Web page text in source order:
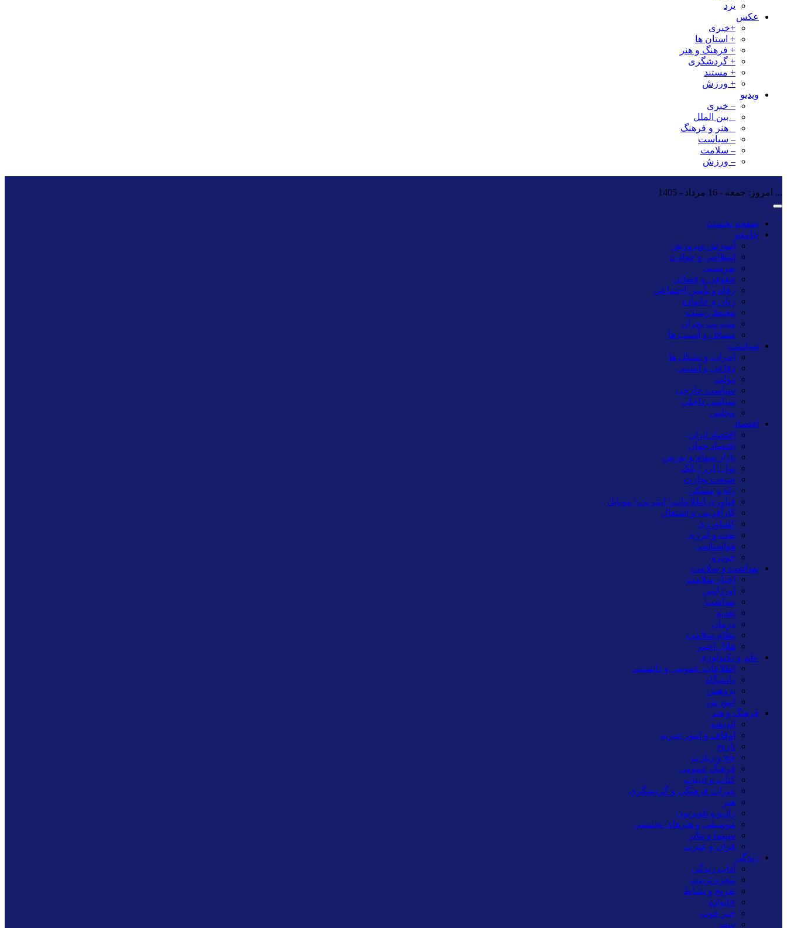
یزد
عکس
+خبری
+ استان ها
+ فرهنگ و هنر
+ گردشگری
+ مستند
+ ورزش
ویدیو
– خبری
_ بین الملل
_ هنر و فرهنگ
– سیاست
– سلامت
– ورزش
... امروز: جمعه - 16 مرداد - 1405
صفحه نخست
جامعه
آموزش وپرورش
انتظامی و حوادث
بهزیستی
حقوقی و قضائی
رفاه و تأمین اجتماعی
زنان و خانواده
محیط زیست
مدیریت بحران
مسائل و آسیب ها
سیاست
احزاب و تشکل ها
دفاعی و امنیتی
دولت
سیاست خارجی
سیاسی داخلی
مجلس
اقتصاد
اقتصاد ایران
اقتصاد جهان
بازار سهام و بورس
پول | ارز | بانک
صنعت تجارت
راه و مسکن
فناوری اطلاعات | اینترنت | موبایل
کارآفرینی و اشتغال
کشاورزی
نفت و انرژی
هواشناسی
خودرو
بهداشت و سلامت
اخبار سلامت
اورژانس
بهداشت
تغدیه
درمان
نظام سلامت
هلال احمر
علم و تکنولوژی
اطلاعات عمومی و دانستنی
دانشگاه
پژوهش
آموزش
فرهنگ و هنر
اندیشه
اوقاف و امور خیریه
تاریخ
حج و زیارت
فرهنگ عمومی
کتاب و ادبیات
میراث فرهنگی و گردشگری
هنر
رادیو و تلویزیون
موسیقی و هنرهای تجسمی
سینما و تئاتر
قرآن و عترت
زندگی
آداب زندگی
پنجره تربیت
تفریح و نشاط
خانواده
خبر خوب
سفر